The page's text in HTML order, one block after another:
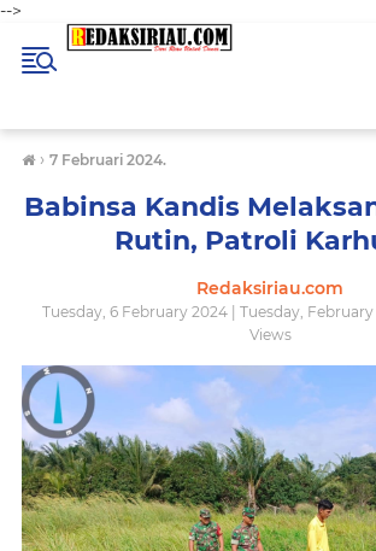
-->
› 7 Februari 2024.
Babinsa Kandis
Rutin, Patroli
Redaksiriau.com
Tuesday, 6 February 2024 | Tuesday, February
Views